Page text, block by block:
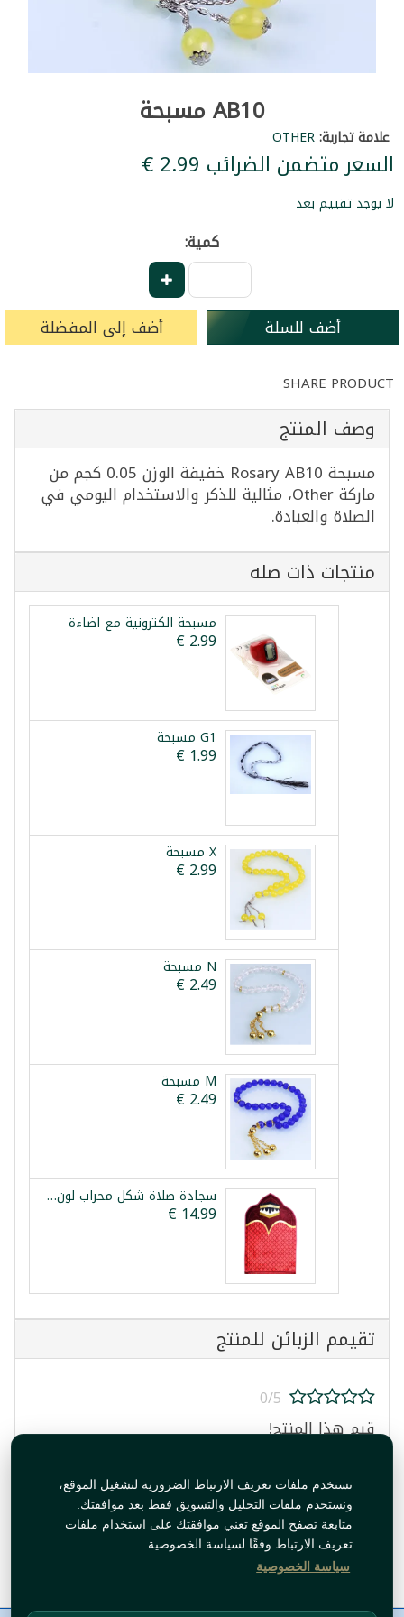
نستخدم ملفات تعريف الارتباط الضرورية لتشغيل الموقع،
ونستخدم ملفات التحليل والتسويق فقط بعد موافقتك.
متابعة تصفح الموقع تعني موافقتك على استخدام ملفات
تعريف الارتباط وفقًا لسياسة الخصوصية.
سياسة الخصوصية
AB10 مسبحة
علامة تجارية:OTHER
السعر متضمن الضرائب ‏2.99 €
لا يوجد تقييم بعد
كمية:
أضف للسلة أضف إلى المفضلة
SHARE PRODUCT
وصف المنتج
مسبحة Rosary AB10 خفيفة الوزن 0.05 كجم من
ماركة Other، مثالية للذكر والاستخدام اليومي في
الصلاة والعبادة.
منتجات ذات صله
مسبحة الكترونية مع اضاءة
G1 مسبحة
X مسبحة
N مسبحة
M مسبحة
سجادة صلاة شكل محراب لون احمر 1 قطعة
تقيمم الزبائن للمنتج
0/5
قيم هذا المنتج!
قيم المنتج